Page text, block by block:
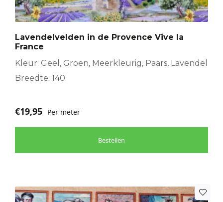
Lavendelvelden in de Provence Vive la
France
Kleur: Geel, Groen, Meerkleurig, Paars, Lavendel
Breedte: 140
€19,95 Per meter
Bestellen